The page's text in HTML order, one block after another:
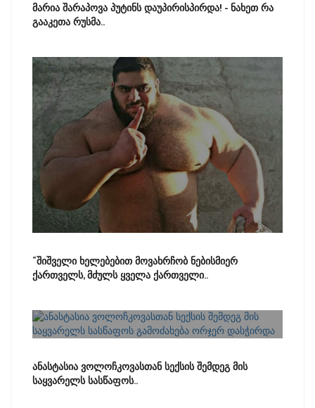
მარია შარაპოვა პუტინს დაუპირისპირდა! - ნახეთ რა
გააკეთა რუსმა..
“შიშველი ხელებებით მოვახრჩობ ნებისმიერ
ქართველს, მძულს ყველა ქართველი..
ანასტასია ვოლოჩკოვასთან სექსის შემდეგ მის
საყვარელს სასწაფოს..